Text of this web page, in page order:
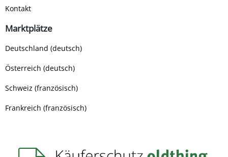
Kontakt
Marktplätze
Deutschland (deutsch)
Österreich (deutsch)
Schweiz (französisch)
Frankreich (französisch)